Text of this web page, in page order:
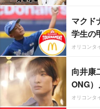
マクド
学生の
オリコンタ
向井康
ONG）
オリコンタ